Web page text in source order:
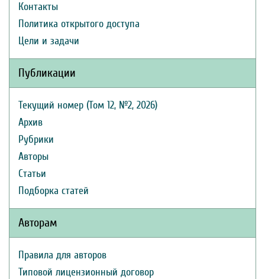
Контакты
Политика открытого доступа
Цели и задачи
Публикации
Текущий номер (Том 12, №2, 2026)
Архив
Рубрики
Авторы
Статьи
Подборка статей
Авторам
Правила для авторов
Типовой лицензионный договор